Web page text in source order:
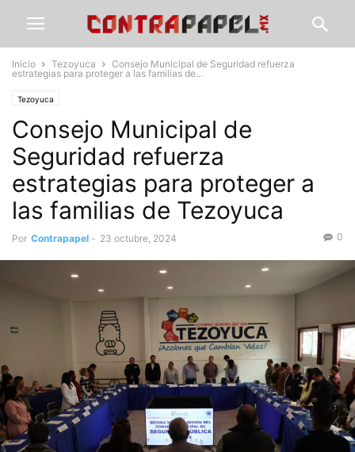
Inicio Tezoyuca
Consejo Municipal de Seguridad refuerza
estrategias para proteger a las familias de...
Tezoyuca
Consejo Municipal de
Seguridad refuerza
estrategias para proteger a
las familias de Tezoyuca
Por Contrapapel - 23 octubre, 2024 0